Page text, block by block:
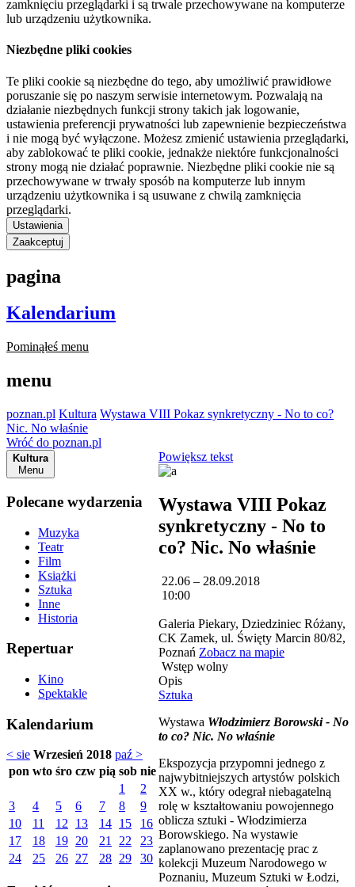
zamknięciu przeglądarki i są trwale przechowywane na komputerze
lub urządzeniu użytkownika.
Niezbędne pliki cookies
Te pliki cookie są niezbędne do tego, aby umożliwić prawidłowe
poruszanie się po naszym serwisie internetowym. Pozwalają na
działanie niezbędnych funkcji strony takich jak logowanie,
ustawienia preferencji prywatności lub zapewnienie bezpieczeństwa
i nie mogą być wyłączone. Możesz zmienić ustawienia przeglądarki,
aby zablokować te pliki cookie, jednakże niektóre funkcjonalności
strony mogą nie działać poprawnie. Niezbędne pliki cookie nie są
przechowywane w trwały sposób na komputerze lub innym
urządzeniu użytkownika i są usuwane z chwilą zamknięcia
przeglądarki.
Ustawienia
Zaakceptuj
pagina
Kalendarium
Pominąłeś menu
menu
poznan.pl Kultura Wystawa VIII Pokaz synkretyczny - No to co?
Nic. No właśnie
Wróć do poznan.pl
Kultura
Menu
Polecane wydarzenia
Muzyka
Teatr
Film
Książki
Sztuka
Inne
Historia
Repertuar
Kino
Spektakle
Kalendarium
< sie Wrzesień 2018 paź >
pon wto śro czw pią sob nie
1
2
3
4 5 6 7 8
9
10
11 12 13 14 15
16
17
18 19 20 21 22
23
24
25 26 27 28 29 30
Powiększ tekst
Wystawa VIII Pokaz
synkretyczny - No to
co? Nic. No właśnie
22.06 – 28.09.2018
10:00
Galeria Piekary, Dziedziniec Różany,
CK Zamek, ul. Święty Marcin 80/82,
Poznań Zobacz na mapie
Wstęp wolny
Opis
Sztuka
Wystawa Włodzimierz Borowski - No
to co? Nic. No właśnie
Ekspozycja przypomni jednego z
najwybitniejszych artystów polskich
XX w., który odegrał niebagatelną
rolę w kształtowaniu powojennego
oblicza sztuki - Włodzimierza
Borowskiego. Na wystawie
zaplanowano prezentację prac z
kolekcji Muzeum Narodowego w
Poznaniu, Muzeum Sztuki w Łodzi,